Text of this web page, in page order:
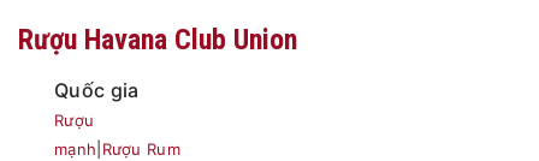
Rượu Havana Club Union
Quốc gia
Rượu
mạnh Rượu Rum